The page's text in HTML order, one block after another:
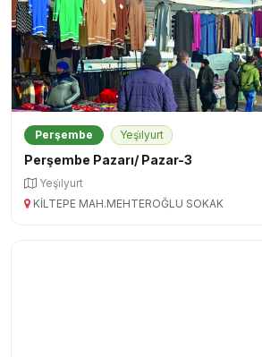
Perşembe Yeşi̇lyurt
Perşembe Pazarı/ Pazar-3
Yeşi̇lyurt
KİLTEPE MAH.MEHTEROĞLU SOKAK